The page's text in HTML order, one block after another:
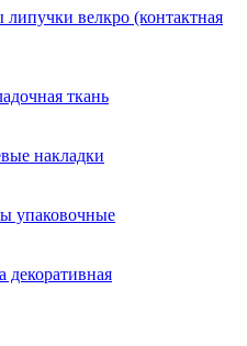
липучки велкро (контактная
ткань
накладки
упаковочные
декоративная